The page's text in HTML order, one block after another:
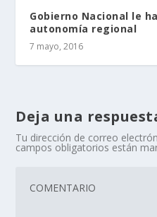
Gobierno Nacional le
autonomía regional
7 mayo, 2016
Deja una
Tu dirección de correo
campos obligatorios están